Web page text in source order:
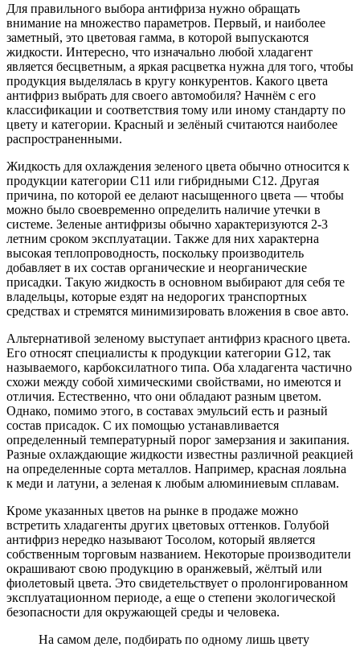
Для правильного выбора антифриза нужно обращать
внимание на множество параметров. Первый, и наиболее
заметный, это цветовая гамма, в которой выпускаются
жидкости. Интересно, что изначально любой хладагент
является бесцветным, а яркая расцветка нужна для того, чтобы
продукция выделялась в кругу конкурентов. Какого цвета
антифриз выбрать для своего автомобиля? Начнём с его
классификации и соответствия тому или иному стандарту по
цвету и категории. Красный и зелёный считаются наиболее
распространенными.
Жидкость для охлаждения зеленого цвета обычно относится к
продукции категории С11 или гибридными С12. Другая
причина, по которой ее делают насыщенного цвета — чтобы
можно было своевременно определить наличие утечки в
системе. Зеленые антифризы обычно характеризуются 2-3
летним сроком эксплуатации. Также для них характерна
высокая теплопроводность, поскольку производитель
добавляет в их состав органические и неорганические
присадки. Такую жидкость в основном выбирают для себя те
владельцы, которые ездят на недорогих транспортных
средствах и стремятся минимизировать вложения в свое авто.
Альтернативой зеленому выступает антифриз красного цвета.
Его относят специалисты к продукции категории G12, так
называемого, карбоксилатного типа. Оба хладагента частично
схожи между собой химическими свойствами, но имеются и
отличия. Естественно, что они обладают разным цветом.
Однако, помимо этого, в составах эмульсий есть и разный
состав присадок. С их помощью устанавливается
определенный температурный порог замерзания и закипания.
Разные охлаждающие жидкости известны различной реакцией
на определенные сорта металлов. Например, красная лояльна
к меди и латуни, а зеленая к любым алюминиевым сплавам.
Кроме указанных цветов на рынке в продаже можно
встретить хладагенты других цветовых оттенков. Голубой
антифриз нередко называют Тосолом, который является
собственным торговым названием. Некоторые производители
окрашивают свою продукцию в оранжевый, жёлтый или
фиолетовый цвета. Это свидетельствует о пролонгированном
эксплуатационном периоде, а еще о степени экологической
безопасности для окружающей среды и человека.
На самом деле, подбирать по одному лишь цвету